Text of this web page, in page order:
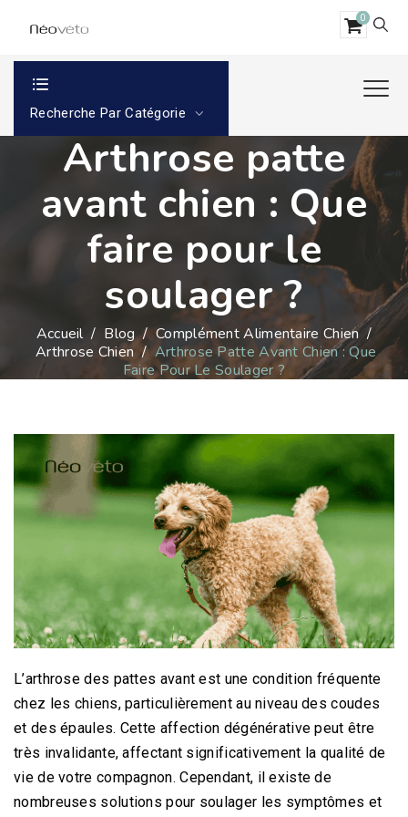
0
Recherche Par Catégorie
Arthrose patte
avant chien : Que
faire pour le
soulager ?
Accueil/ Blog/Complément Alimentaire Chien/
Arthrose Chien/Arthrose Patte Avant Chien : Que
Faire Pour Le Soulager ?
L’arthrose des pattes avant est une condition fréquente
chez les chiens, particulièrement au niveau des coudes
et des épaules. Cette affection dégénérative peut être
très invalidante, affectant significativement la qualité de
vie de votre compagnon. Cependant, il existe de
nombreuses solutions pour soulager les symptômes et